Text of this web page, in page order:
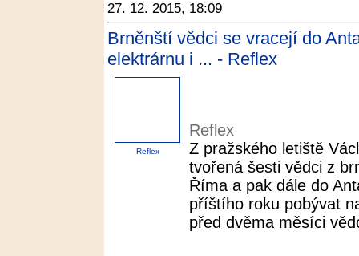
27. 12. 2015, 18:09
Brněnští vědci se vracejí do
elektrárnu i ... - Reflex
Reflex
Reflex
Z pražského letiště
tvořená šesti vědci z
Říma a pak dále do
příštího roku pobývat
před dvěma měsíci